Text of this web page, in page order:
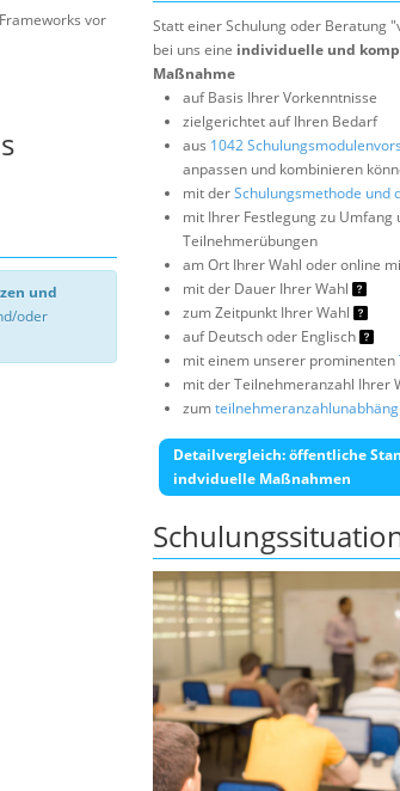
vor
und
oder
Statt einer Schulung oder Beratung
bei uns eine individuelle und
Maßnahme
auf Basis Ihrer Vorkenntnisse
zielgerichtet auf Ihren Bedarf
aus 1042
anpassen und kombinieren
mit derSchulungsmethode und
mit Ihrer Festlegung zu Umfang
Teilnehmerübungen
am Ort Ihrer Wahl oder online
mit der Dauer Ihrer Wahl
zum Zeitpunkt Ihrer Wahl
auf Deutsch oder Englisch
mit einem unserer prominenten
mit der Teilnehmeranzahl Ihrer
zum
Detailvergleich: öffentliche
indviduelle Maßnahmen